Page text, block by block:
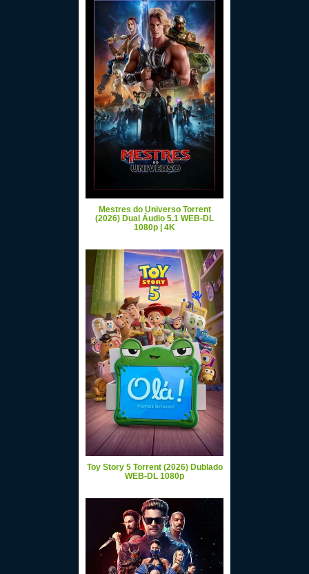
Mestres do Universo Torrent
(2026) Dual Áudio 5.1 WEB-DL
1080p | 4K
Toy Story 5 Torrent (2026) Dublado
WEB-DL 1080p